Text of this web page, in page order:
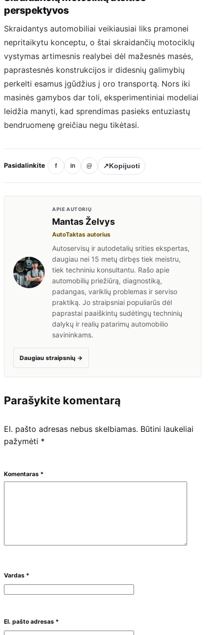
perspektyvos
Skraidantys automobiliai veikiausiai liks pramonei
nepritaikytu konceptu, o štai skraidančių motociklų
vystymas artimesnis realybei dėl mažesnės masės,
paprastesnės konstrukcijos ir didesnių galimybių
perkelti esamus įgūdžius į oro transportą. Nors iki
masinės gamybos dar toli, eksperimentiniai modeliai
leidžia manyti, kad sprendimas pasieks entuziastų
bendruomenę greičiau negu tikėtasi.
Pasidalinkite f in @ ↗Kopijuoti
APIE AUTORIŲ
Mantas Želvys
AutoTaktas autorius
Autoservisų ir autodetalių srities ekspertas,
daugiau nei 15 metų dirbęs tiek meistru,
tiek techniniu konsultantu. Rašo apie
automobilių priežiūrą, diagnostiką,
padangas, variklių problemas ir serviso
praktiką. Jo straipsniai populiarūs dėl
paprastai paaiškintų sudėtingų techninių
dalykų ir realių patarimų automobilio
savininkams.
Daugiau straipsnių →
Parašykite komentarą
El. pašto adresas nebus skelbiamas. Būtini laukeliai
pažymėti *
Komentaras *
Vardas *
El. pašto adresas *